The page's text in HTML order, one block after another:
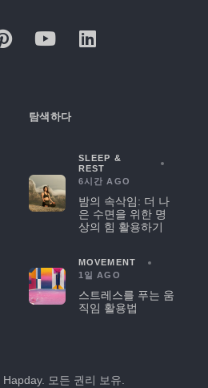
탐색하다
SLEEP &
REST
6시간 AGO
밤의 속삭임: 더 나
은 수면을 위한 명
상의 힘 활용하기
MOVEMENT
1일 AGO
스트레스를 푸는 움
직임 활용법
모든 권리 보유.